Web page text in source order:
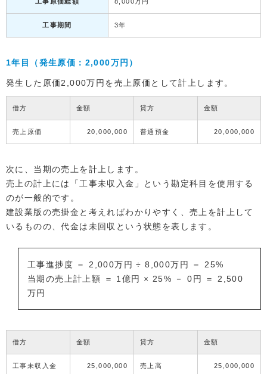
工事期間 3年
1年目（発生原価：2,000万円）
発生した原価2,000万円を売上原価として計上します。
借方 金額 貸方 金額
売上原価 20,000,000 普通預金 20,000,000
次に、当期の売上を計上します。
売上の計上には「工事未収入金」という勘定科目を使用する
のが一般的です。
建設業版の売掛金と考えればわかりやすく、売上を計上して
いるものの、代金は未回収という状態を表します。
工事進捗度 ＝ 2,000万円 ÷ 8,000万円 ＝ 25%
当期の売上計上額 ＝ 1億円 × 25% － 0円 ＝ 2,500
万円
借方 金額 貸方 金額
工事未収入金 25,000,000 売上高 25,000,000